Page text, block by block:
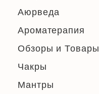
Аюрведа
Ароматерапия
Обзоры и Товары
Чакры
Мантры